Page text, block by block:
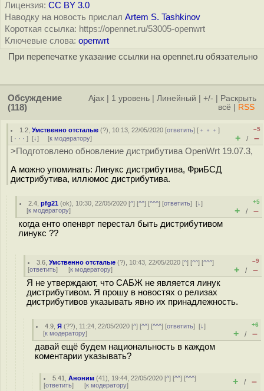
Лицензия: CC BY 3.0
Наводку на новость прислал Artem S. Tashkinov
Короткая ссылка: https://opennet.ru/53005-openwrt
Ключевые слова: openwrt
При перепечатке указание ссылки на opennet.ru обязательно
Обсуждение
(118)
Ajax 1 уровень Линейный +/-
Раскрыть
всё
RSS
1.2 ,Умственно отсталые (?), 10:13, 22/05/2020 [ответить] [ ﹢﹢﹢]
[ · · · ] [↓] [к модератору]
–5
+ / –
>Подготовлено обновление дистрибутива OpenWrt 19.07.3,
А можно упоминать: Линукс дистрибутива, ФриБСД
дистрибутива, иллюмос дистрибутива.
2.4 ,pfg21 (ok), 10:30, 22/05/2020 [^] [^^] [^^^] [ответить][↓]
[к модератору]
+5
+ / –
когда енто опенврт перестал быть дистрибутивом
линукс ??
3.6 ,Умственно отсталые (?), 10:43, 22/05/2020 [^] [^^] [^^^]
[ответить] [к модератору]
–9
+ / –
Я не утверждают, что САБЖ не является линук
дистрибутивом. Я прошу в новостях о релизах
дистрибутивов указывать явно их принадлежность.
4.9 ,Я (??), 11:24, 22/05/2020 [^] [^^] [^^^] [ответить][↓]
[к модератору]
+6
+ / –
давай ещё будем национальность в каждом
коментарии указывать?
5.41 ,Аноним (41), 19:44, 22/05/2020 [^] [^^] [^^^]
[ответить] [к модератору] + / –